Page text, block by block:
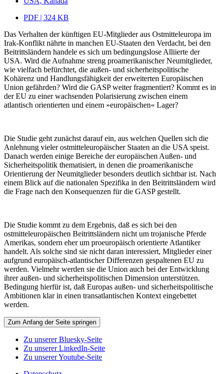
PDF | 324 KB
Das Verhalten der künftigen EU-Mitglieder aus Ostmitteleuropa im
Irak-Konflikt nährte in manchen EU-Staaten den Verdacht, bei den
Beitrittsländern handele es sich um bedingungslose Alliierte der
USA. Wird die Aufnahme streng proamerikanischer Neumitglieder,
wie vielfach befürchtet, die außen- und sicherheitspolitische
Kohärenz und Handlungsfähigkeit der erweiterten Europäischen
Union gefährden? Wird die GASP weiter fragmentiert? Kommt es in
der EU zu einer wachsenden Polarisierung zwischen einem
atlantisch orientierten und einem »europäischen« Lager?
Die Studie geht zunächst darauf ein, aus welchen Quellen sich die
Anlehnung vieler ostmitteleuropäischer Staaten an die USA speist.
Danach werden einige Bereiche der europäischen Außen- und
Sicherheitspolitik thematisiert, in denen die proamerikanische
Orientierung der Neumitglieder besonders deutlich sichtbar ist. Nach
einem Blick auf die nationalen Spezifika in den Beitrittsländern wird
die Frage nach den Konsequenzen für die GASP gestellt.
Die Studie kommt zu dem Ergebnis, daß es sich bei den
ostmitteleuropäischen Beitrittsländern nicht um trojanische Pferde
Amerikas, sondern eher um proeuropäisch orientierte Atlantiker
handelt. Als solche sind sie nicht daran interessiert, Mitglieder einer
aufgrund europäisch-atlantischer Differenzen gespaltenen EU zu
werden. Vielmehr werden sie die Union auch bei der Entwicklung
ihrer außen- und sicherheitspolitischen Dimension unterstützen.
Bedingung hierfür ist, daß Europas außen- und sicherheitspolitische
Ambitionen klar in einen transatlantischen Kontext eingebettet
werden.
Zum Anfang der Seite springen
Zu unserer Bluesky-Seite
Zu unserer LinkedIn-Seite
Zu unserer Youtube-Seite